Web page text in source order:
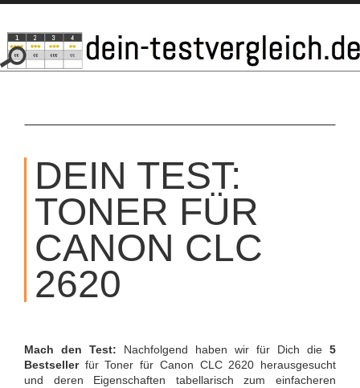
SKIP
CONTENT
DEIN TEST:
TONER FÜR
CANON CLC
2620
Mach den Test: Nachfolgend haben wir für Dich die 5
Bestsellerfür Toner für Canon CLC 2620 herausgesucht
und deren Eigenschaften tabellarisch zum einfacheren